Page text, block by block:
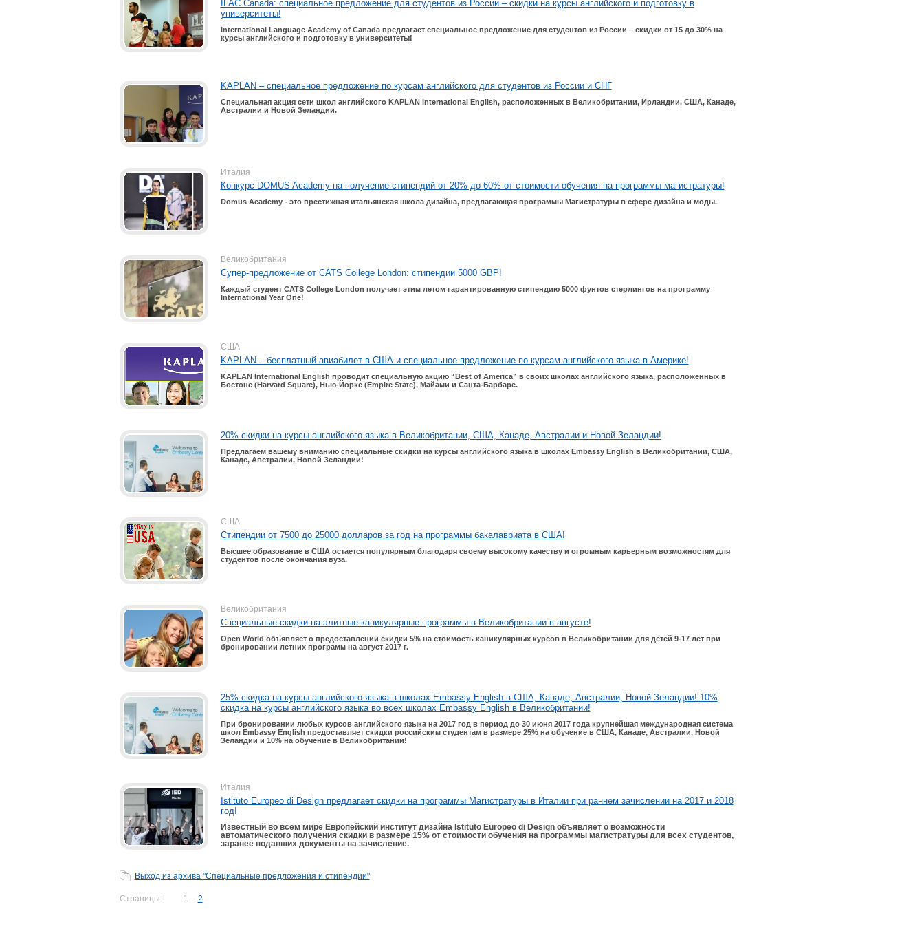
ILAC Canada: специальное предложение для студентов из России – скидки на курсы английского и подготовку в
университеты!
International Language Academy of Canada предлагает специальное предложение для студентов из России – скидки от 15 до 30% на
курсы английского и подготовку в университеты!
KAPLAN – специальное предложение по курсам английского для студентов из России и СНГ
Специальная акция сети школ английского KAPLAN International English, расположенных в Великобритании, Ирландии, США, Канаде,
Австралии и Новой Зеландии.
Италия
Конкурс DOMUS Academy на получение стипендий от 20% до 60% от стоимости обучения на программы магистратуры!
Domus Academy - это престижная итальянская школа дизайна, предлагающая программы Магистратуры в сфере дизайна и моды.
Великобритания
Супер-предложение от CATS College London: стипендии 5000 GBP!
Каждый студент CATS College London получает этим летом гарантированную стипендию 5000 фунтов стерлингов на программу
International Year One!
США
KAPLAN – бесплатный авиабилет в США и специальное предложение по курсам английского языка в Америке!
KAPLAN International English проводит специальную акцию“Best of America” в своих школах английского языка, расположенных в
Бостоне(Harvard Square), Нью-Йорке(Empire State), Майами и Санта-Барбаре.
20% скидки на курсы английского языка в Великобритании, США, Канаде, Австралии и Новой Зеландии!
Предлагаем вашему вниманию специальные скидки на курсы английского языка в школах Embassy English в Великобритании, США,
Канаде, Австралии, Новой Зеландии!
США
Стипендии от 7500 до 25000 долларов за год на программы бакалавриата в США!
Высшее образование в США остается популярным благодаря своему высокому качеству и огромным карьерным возможностям для
студентов после окончания вуза.
Великобритания
Специальные скидки на элитные каникулярные программы в Великобритании в августе!
Open World объявляет о предоставлении скидки 5% на стоимость каникулярных курсов в Великобритании для детей 9-17 лет при
бронировании летних программ на август 2017 г.
25% скидка на курсы английского языка в школах Embassy English в США, Канаде, Австралии, Новой Зеландии! 10%
скидка на курсы английского языка во всех школах Embassy English в Великобритании!
При бронировании любых курсов английского языка на 2017 год в период до 30 июня 2017 года крупнейшая международная система
школ Embassy English предоставляет скидки российским студентам в размере 25% на обучение в США, Канаде, Австралии, Новой
Зеландии и 10% на обучение в Великобритании!
Италия
Istituto Europeo di Design предлагает скидки на программы Магистратуры в Италии при раннем зачислении на 2017 и 2018
год!
Известный во всем мире Европейский институт дизайна Istituto Europeo d i Design объявляет о возможности
автоматического получения скидки в размере 15% от стоимости обучения на программы магистратуры для всех студентов,
заранее подавших документы на зачисление.
Выход из архива "Специальные предложения и стипендии"
Страницы: 1 2